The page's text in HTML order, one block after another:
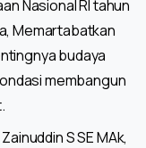
Nasional RI tahun
Memartabatkan
budaya
membangun
S SE MAk,